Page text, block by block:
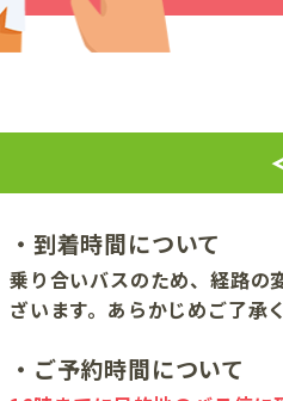
・到着時間について
乗り合いバスのため、経路の
ざいます。あらかじめご了承
・ご予約時間について